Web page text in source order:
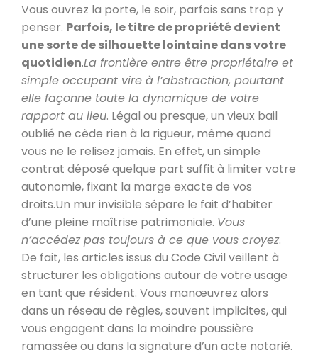
Vous ouvrez la porte, le soir, parfois sans trop y
penser. Parfois, le titre de propriété devient
une sorte de silhouette lointaine dans votre
quotidien.La frontière entre être propriétaire et
simple occupant vire à l’abstraction, pourtant
elle façonne toute la dynamique de votre
rapport au lieu. Légal ou presque, un vieux bail
oublié ne cède rien à la rigueur, même quand
vous ne le relisez jamais. En effet, un simple
contrat déposé quelque part suffit à limiter votre
autonomie, fixant la marge exacte de vos
droits.Un mur invisible sépare le fait d’habiter
d’une pleine maîtrise patrimoniale. Vous
n’accédez pas toujours à ce que vous croyez.
De fait, les articles issus du Code Civil veillent à
structurer les obligations autour de votre usage
en tant que résident. Vous manœuvrez alors
dans un réseau de règles, souvent implicites, qui
vous engagent dans la moindre poussière
ramassée ou dans la signature d’un acte notarié.